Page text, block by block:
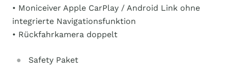
• Moniceiver Apple CarPlay / Android Link ohne
integrierte Navigationsfunktion
• Rückfahrkamera doppelt
Safety Paket